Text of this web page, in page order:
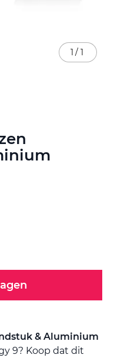
& Aluminium
9? Koop dat dit
1 / 1